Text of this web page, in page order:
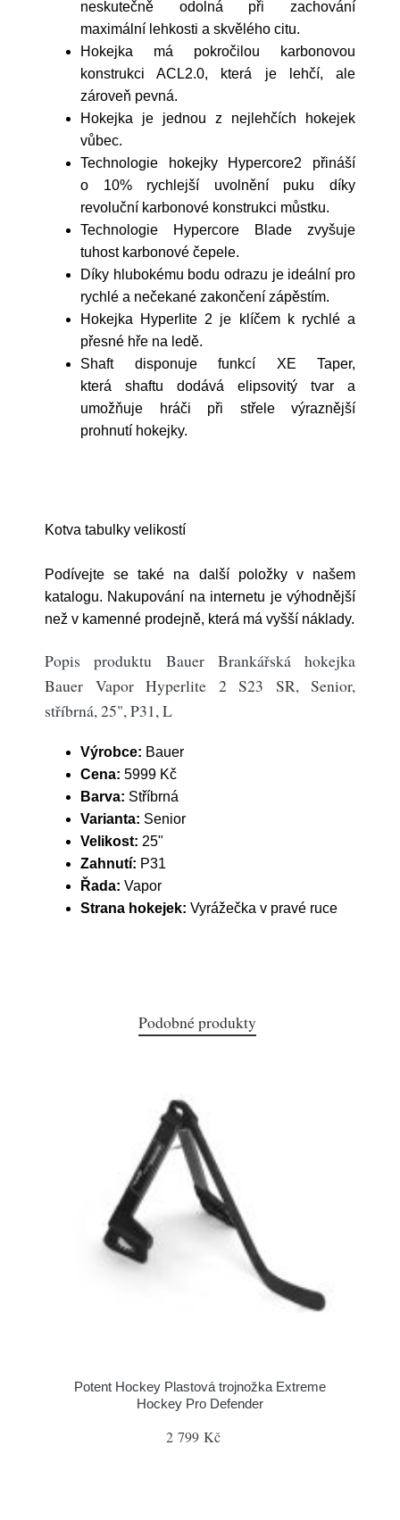
neskutečně odolná při zachování
maximální lehkosti a skvělého citu.
Hokejka má pokročilou karbonovou
konstrukci ACL2.0, která je lehčí, ale
zároveň pevná.
Hokejka je jednou z nejlehčích hokejek
vůbec.
Technologie hokejky Hypercore2 přináší
o 10% rychlejší uvolnění puku díky
revoluční karbonové konstrukci můstku.
Technologie Hypercore Blade zvyšuje
tuhost karbonové čepele.
Díky hlubokému bodu odrazu je ideální pro
rychlé a nečekané zakončení zápěstím.
Hokejka Hyperlite 2 je klíčem k rychlé a
přesné hře na ledě.
Shaft disponuje funkcí XE Taper,
která shaftu dodává elipsovitý tvar a
umožňuje hráči při střele
výraznější
prohnutí hokejky.
Kotva tabulky velikostí
Podívejte se také na další položky v našem
katalogu. Nakupování na internetu je výhodnější
než v kamenné prodejně, která má vyšší náklady.
Popis produktu Bauer Brankářská hokejka
Bauer Vapor Hyperlite 2 S23 SR, Senior,
stříbrná, 25", P31, L
Výrobce: Bauer
Cena: 5999 Kč
Barva: Stříbrná
Varianta: Senior
Velikost: 25"
Zahnutí: P31
Řada: Vapor
Strana hokejek: Vyrážečka v pravé ruce
Podobné produkty
Potent Hockey Plastová trojnožka Extreme
Hockey Pro Defender
2 799 Kč